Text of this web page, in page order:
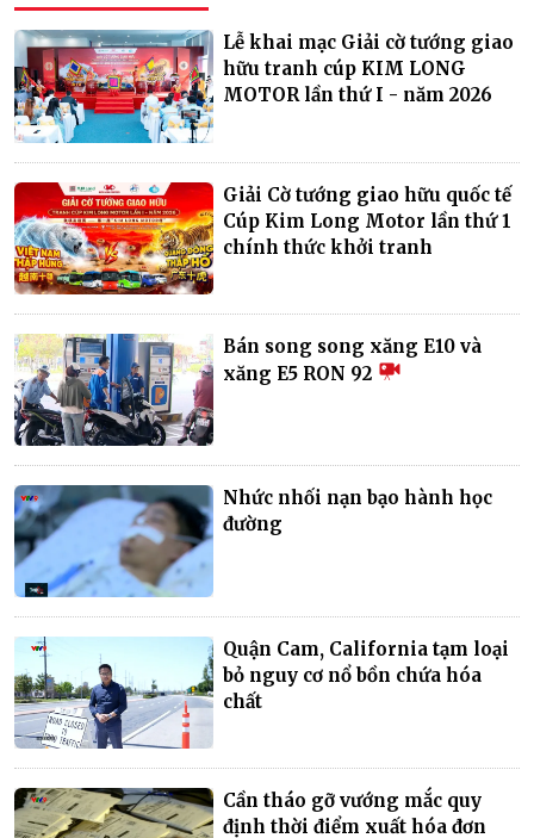
Lễ khai mạc Giải cờ tướng giao
hữu tranh cúp KIM LONG
MOTOR lần thứ I - năm 2026
Giải Cờ tướng giao hữu quốc tế
Cúp Kim Long Motor lần thứ 1
chính thức khởi tranh
Bán song song xăng E10 và
xăng E5 RON 92
Nhức nhối nạn bạo hành học
đường
Quận Cam, California tạm loại
bỏ nguy cơ nổ bồn chứa hóa
chất
Cần tháo gỡ vướng mắc quy
định thời điểm xuất hóa đơn